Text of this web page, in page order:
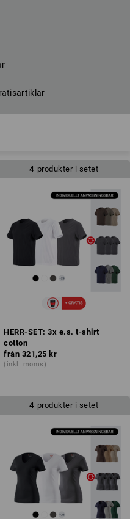
4 produkter i setet
HERR-SET: 3x e.s. t-shirt
cotton
från 321,25 kr
(inkl. moms)
4 produkter i setet